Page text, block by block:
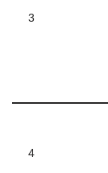
3
4